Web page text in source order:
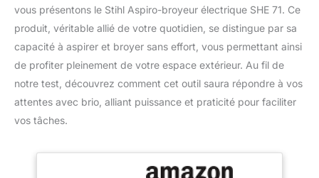
vous présentons le Stihl Aspiro-broyeur électrique SHE 71. Ce
produit, véritable allié de votre quotidien, se distingue par sa
capacité à aspirer et broyer sans effort, vous permettant ainsi
de profiter pleinement de votre espace extérieur. Au fil de
notre test, découvrez comment cet outil saura répondre à vos
attentes avec brio, alliant puissance et praticité pour faciliter
vos tâches.